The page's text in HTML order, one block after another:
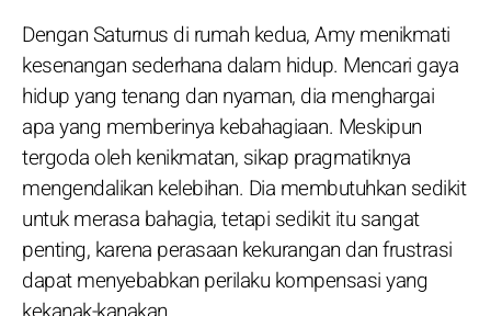
Dengan Saturnus di rumah kedua, Amy menikmati
kesenangan sederhana dalam hidup. Mencari gaya
hidup yang tenang dan nyaman, dia menghargai
apa yang memberinya kebahagiaan. Meskipun
tergoda oleh kenikmatan, sikap pragmatiknya
mengendalikan kelebihan. Dia membutuhkan sedikit
untuk merasa bahagia, tetapi sedikit itu sangat
penting, karena perasaan kekurangan dan frustrasi
dapat menyebabkan perilaku kompensasi yang